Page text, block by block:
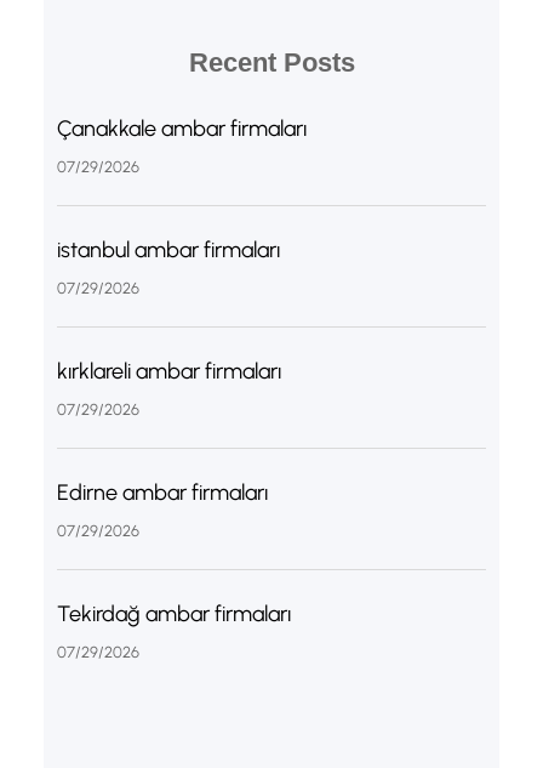
Recent Posts
Çanakkale ambar firmaları
07/29/2026
istanbul ambar firmaları
07/29/2026
kırklareli ambar firmaları
07/29/2026
Edirne ambar firmaları
07/29/2026
Tekirdağ ambar firmaları
07/29/2026